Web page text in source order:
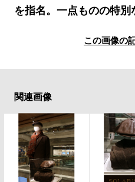
#ととけん #FASHION
を指名。一点ものの特別
この画像の
関連画像